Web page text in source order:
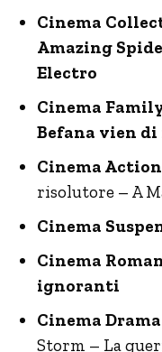
Cinema
Amazing
Electro
Cinema
Befana vien
Cinema Action
risolutore – A
Cinema
Cinema
ignoranti
Cinema Drama
Storm – La